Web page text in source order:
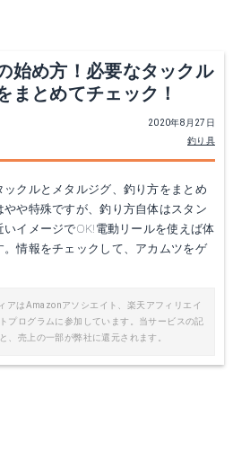
始め方！必要なタックル
まとめてチェック！
2020年8月27日
釣り具
クルとメタルジグ、釣り方をまとめ
や特殊ですが、釣り方自体はスタン
イメージでOK!電動リールを使えば体
情報をチェックして、アカムツをゲ
アはAmazonアソシエイト、楽天アフィリエイ
プログラムに参加しています。当サービスの記
、売上の一部が弊社に還元されます。
ダイワ ソルティガSJ 61B-4 (ジギングロッド) ダイワ ソルティガ TGベイト ロジー 260g ディープブルードットグロー
楽天で詳細を見る